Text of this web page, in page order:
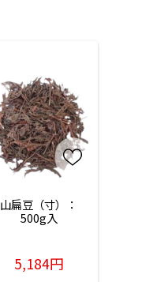
山扁豆（寸）：
500g入
5,184円